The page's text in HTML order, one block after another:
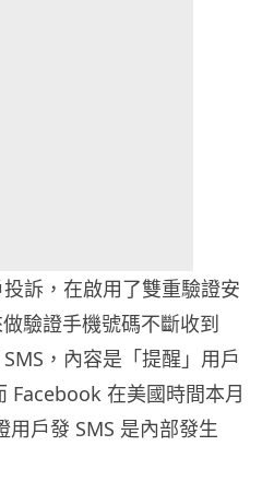
訴，在啟用了雙重驗證安
驗證手機號碼不斷收到
，內容是「提醒」用戶
Facebook 在美國時間本月
用戶發 SMS 是內部發生